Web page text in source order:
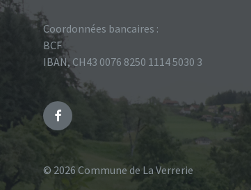
Coordonnées bancaires :
BCF
IBAN, CH43 0076 8250 1114 5030 3
Facebook
© 2026 Commune de La Verrerie